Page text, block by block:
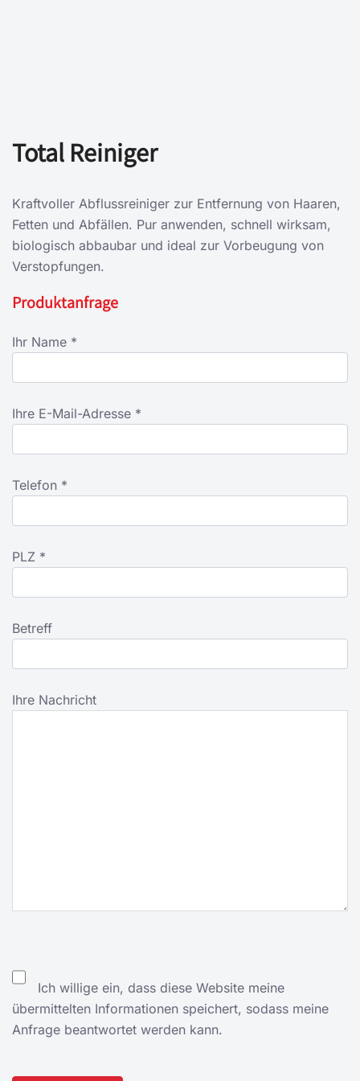
Total Reiniger
Kraftvoller Abflussreiniger zur Entfernung von Haaren,
Fetten und Abfällen. Pur anwenden, schnell wirksam,
biologisch abbaubar und ideal zur Vorbeugung von
Verstopfungen.
Produktanfrage
Ihr Name *
Ihre E-Mail-Adresse *
Telefon *
PLZ *
Betreff
Ihre Nachricht
Ich willige ein, dass diese Website meine
übermittelten Informationen speichert, sodass meine
Anfrage beantwortet werden kann.